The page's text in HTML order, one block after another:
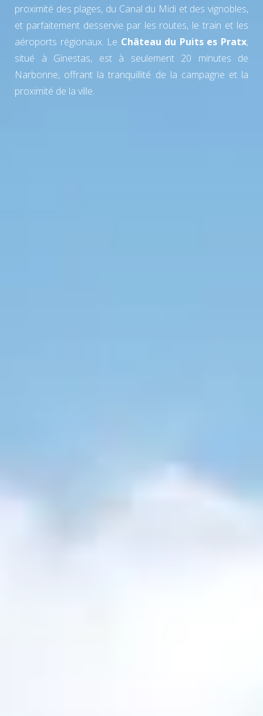
proximité des plages, du Canal du Midi et des vignobles,
et parfaitement desservie par les routes, le train et les
aéroports régionaux. Le Château du Puits es Pratx,
situé à Ginestas, est à seulement 20 minutes de
Narbonne, offrant la tranquillité de la campagne et la
proximité de la ville.